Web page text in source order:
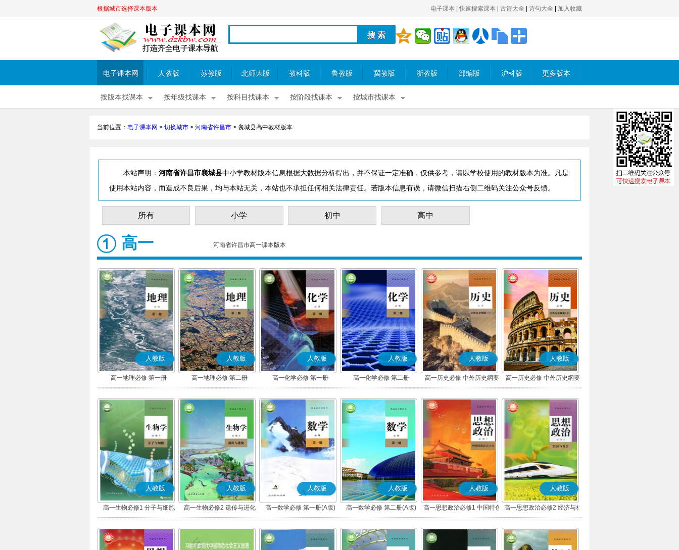
根据城市选择课本版本 电子课本 快速搜索课本 古诗大全 诗句大全 加入收藏
电子课本网 人教版 苏教版 北师大版 教科版 鲁教版 冀教版 浙教版 部编版 沪科版 更多版本
按版本找课本 按年级找课本 按科目找课本 按阶段找课本 按城市找课本
当前位置： 电子课本网 > 切换城市 > 河南省许昌市 > 襄城县高中教材版本
本站声明： 河南省许昌市襄城县中小学教材版本信息根据大数据分析得出，并不保证一定准确，仅供参考，请以学校使用的教材版本为准。凡是
使用本站内容，而造成不良后果，均与本站无关，本站也不承担任何相关法律责任。若版本信息有误，请微信扫描右侧二维码关注公众号反馈。
所有 小学 初中 高中
高一 河南省许昌市高一课本版本
人教版
高一地理必修 第一册
人教版
高一地理必修 第二册
人教版
高一化学必修 第一册
人教版
高一化学必修 第二册
人教版
高一历史必修 中外历史纲要
(上)(部编版)
人教版
高一历史必修 中外历史纲要
(下)(部编版)
人教版
高一生物必修1 分子与细胞
人教版
高一生物必修2 遗传与进化
人教版
高一数学必修 第一册(A版)
人教版
高一数学必修 第二册(A版)
人教版
高一思想政治必修1 中国特色
社会主义(部编版)
人教版
高一思想政治必修2 经济与社
会(部编版)